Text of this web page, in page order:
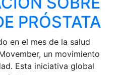
PRÓSTATA
en el mes de la salud
un movimiento
Esta iniciativa global